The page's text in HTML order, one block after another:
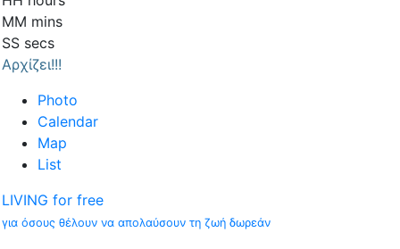
MM mins
SS secs
Αρχίζει!!!
Photo
Calendar
Map
List
LIVING for free
για όσους θέλουν να απολαύσουν τη ζωή δωρεάν